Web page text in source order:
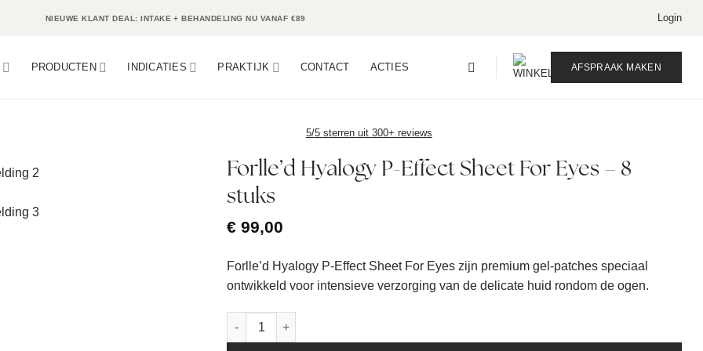
NIEUWE KLANT DEAL: INTAKE + BEHANDELING NU VANAF €89 Login
PRODUCTEN INDICATIES PRAKTIJK CONTACT ACTIES AFSPRAAK MAKEN
5/5 sterren uit 300+ reviews
Forlle’d Hyalogy P-Effect Sheet For Eyes – 8
stuks
€ 99,00
Forlle’d Hyalogy P-Effect Sheet For Eyes zijn premium gel-patches speciaal
ontwikkeld voor intensieve verzorging van de delicate huid rondom de ogen.
Forlle'd Hyalogy P-Effect Sheet For Eyes - 8 stuks aantal